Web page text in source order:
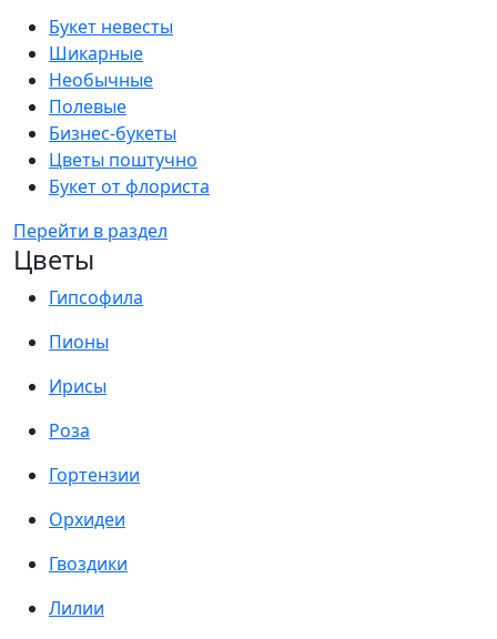
Букет невесты
Шикарные
Необычные
Полевые
Бизнес-букеты
Цветы поштучно
Букет от флориста
Перейти в раздел
Цветы
Гипсофила
Пионы
Ирисы
Роза
Гортензии
Орхидеи
Гвоздики
Лилии